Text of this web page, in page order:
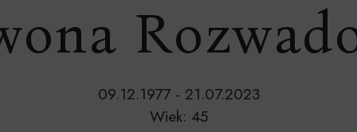
09.12.1977 - 21.07.2023
Wiek: 45